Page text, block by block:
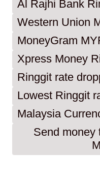
Al Rajhi Bank
Western Union
MoneyGram
Xpress Money
Ringgit rate
Lowest Ringgit
Malaysia
Send money